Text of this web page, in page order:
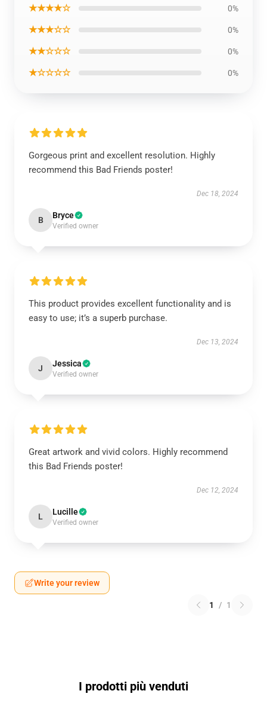
★★★★☆ 0%
★★★☆☆ 0%
★★☆☆☆ 0%
★☆☆☆☆ 0%
Gorgeous print and excellent resolution. Highly
recommend this Bad Friends poster!
Dec 18, 2024
B Bryce
Verified owner
This product provides excellent functionality and is
easy to use; it’s a superb purchase.
Dec 13, 2024
J Jessica
Verified owner
Great artwork and vivid colors. Highly recommend
this Bad Friends poster!
Dec 12, 2024
L Lucille
Verified owner
Write your review
1 / 1
I prodotti più venduti